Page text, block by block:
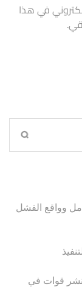
في هذا
وواقع الفشل
قوات في